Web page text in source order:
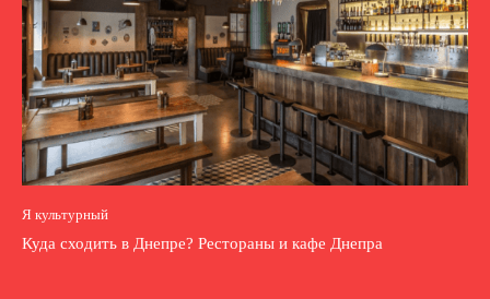
Я культурный
Куда сходить в Днепре? Рестораны и кафе Днепра